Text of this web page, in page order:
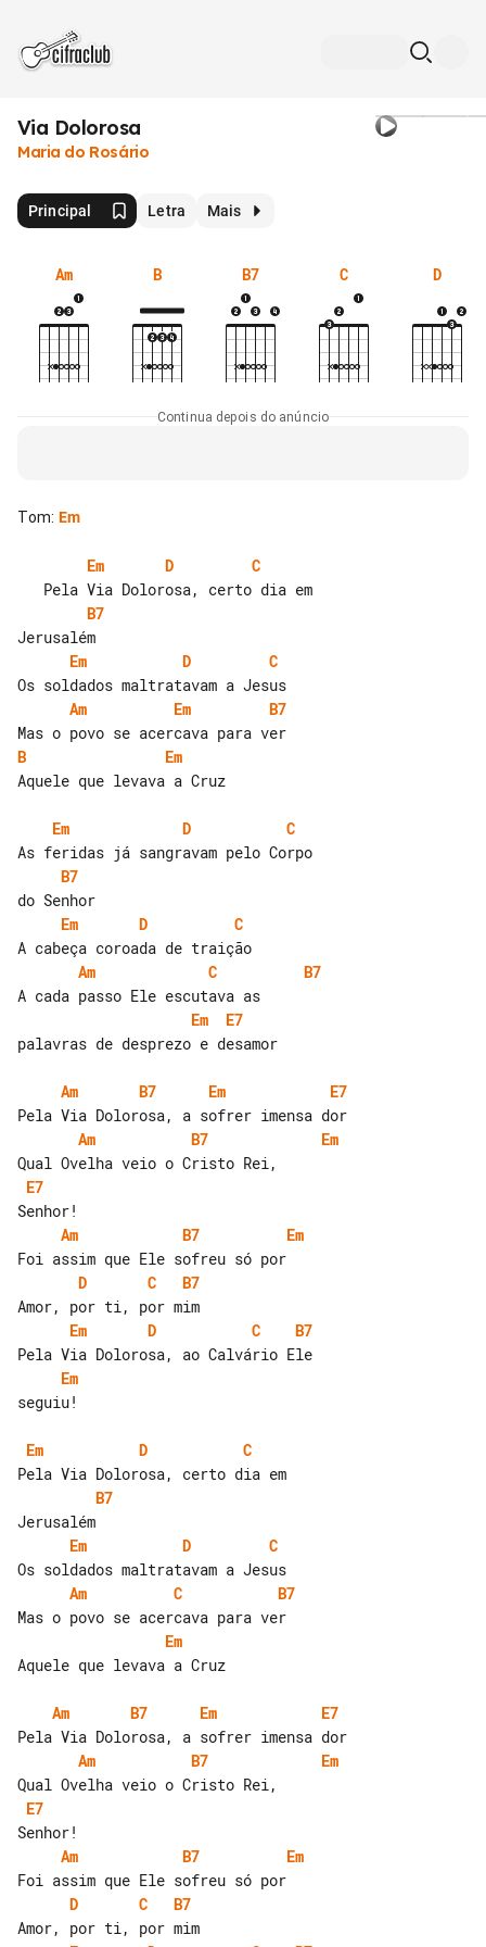
Via Dolorosa
Maria do Rosário
Principal Letra Mais
Am B B7 C D
Continua depois do anúncio
Tom: Em
Em D
C
B7
Em
D
C
Am
Em
B7
B
Em
Aquele que levava a Cruz
Em D
C
B7
Em
D
C
Am
C
B7
Em
E7
palavras de desprezo e desamor
Am B7 Em
E7
Am
B7
Em
E7
Am
B7
Em
D
C
B7
Em
D C
B7
Em
seguiu!
Em D
C
B7
Em
D
C
Am
C
B7
Em
Aquele que levava a Cruz
Am B7 Em
E7
Am
B7
Em
E7
Am
B7
Em
D
C
B7